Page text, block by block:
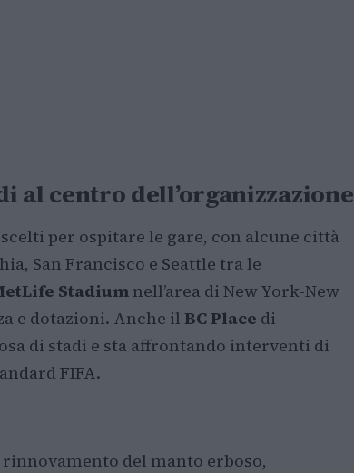
al centro dell’organizzazione
per ospitare le gare, con alcune città
San Francisco e Seattle tra le
Stadium nell’area di New York-New
e dotazioni. Anche il BC Place di
di stadi e sta affrontando interventi di
FIFA.
del manto erboso,